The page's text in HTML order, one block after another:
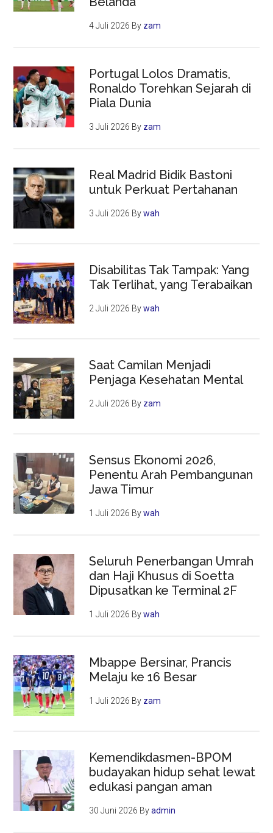
4 Juli 2026 By zam
Portugal Lolos Dramatis,
Ronaldo Torehkan Sejarah di
Piala Dunia
3 Juli 2026 By zam
Real Madrid Bidik Bastoni
untuk Perkuat Pertahanan
3 Juli 2026 Bywah
Disabilitas Tak Tampak: Yang
Tak Terlihat, yang Terabaikan
2 Juli 2026 Bywah
Saat Camilan Menjadi
Penjaga Kesehatan Mental
2 Juli 2026 By zam
Sensus Ekonomi 2026,
Penentu Arah Pembangunan
Jawa Timur
1 Juli 2026 Bywah
Seluruh Penerbangan Umrah
dan Haji Khusus di Soetta
Dipusatkan ke Terminal 2F
1 Juli 2026 Bywah
Mbappe Bersinar, Prancis
Melaju ke 16 Besar
1 Juli 2026 By zam
Kemendikdasmen-BPOM
budayakan hidup sehat lewat
edukasi pangan aman
30 Juni 2026 Byadmin